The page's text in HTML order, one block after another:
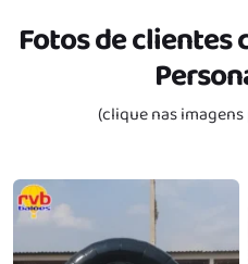
Fotos de clientes
(clique nas